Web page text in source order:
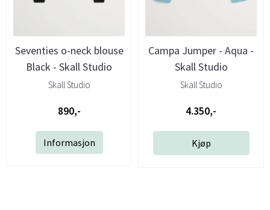
Seventies o-neck blouse
Black - Skall Studio
Skall Studio
890,-
Informasjon
Campa Jumper - Aqua -
Skall Studio
Skall Studio
4.350,-
Kjøp